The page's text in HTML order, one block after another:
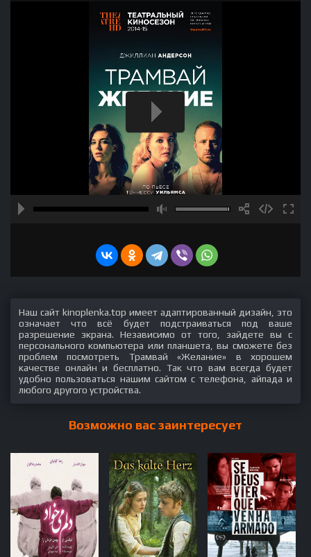
Наш сайт kinoplenka.top имеет адаптированный дизайн, это
означает что всё будет подстраиваться под ваше
разрешение экрана. Независимо от того, зайдете вы с
персонального компьютера или планшета, вы сможете без
проблем посмотреть Трамвай «Желание» в хорошем
качестве онлайн и бесплатно. Так что вам всегда будет
удобно пользоваться нашим сайтом с телефона, айпада и
любого другого устройства.
Возможно вас заинтересует